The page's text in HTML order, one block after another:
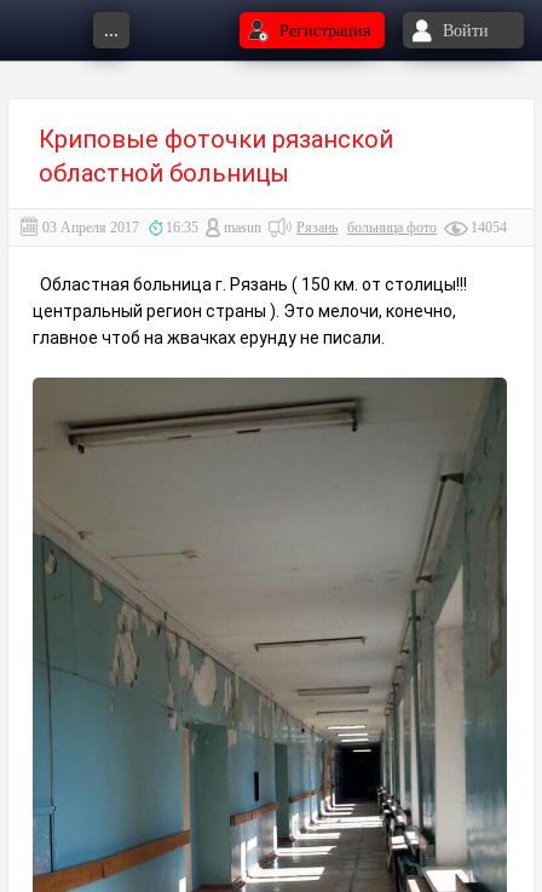
... Регистрация Войти
Криповые фоточки рязанской
областной больницы
03 Апреля 2017 16:35 masun Рязань больница фото 14054
Областная больница г. Рязань ( 150 км. от столицы!!!
центральный регион страны ). Это мелочи, конечно,
главное чтоб на жвачках ерунду не писали.